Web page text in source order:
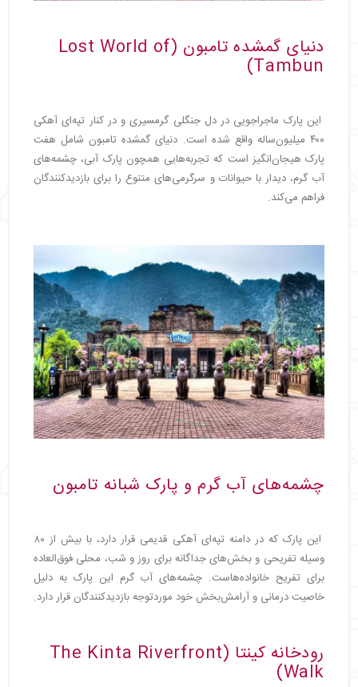
دنیای گمشده تامبون (Lost World of
Tambun)
این پارک ماجراجویی در دل جنگلی گرمسیری و در کنار تپه‌ای آهکی
۴۰۰ میلیون‌ساله واقع شده است. دنیای گمشده تامبون شامل هفت
پارک هیجان‌انگیز است که تجربه‌هایی همچون پارک آبی، چشمه‌های
آب گرم، دیدار با حیوانات و سرگرمی‌های متنوع را برای بازدیدکنندگان
فراهم می‌کند.
چشمه‌های آب گرم و پارک شبانه تامبون
این پارک که در دامنه تپه‌ای آهکی قدیمی قرار دارد، با بیش از ۸۰
وسیله تفریحی و بخش‌های جداگانه برای روز و شب، محلی فوق‌العاده
برای تفریح خانواده‌هاست. چشمه‌های آب گرم این پارک به دلیل
خاصیت درمانی و آرامش‌بخش خود موردتوجه بازدیدکنندگان قرار دارد.
رودخانه کینتا (The Kinta Riverfront
Walk)